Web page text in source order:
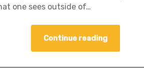
one sees outside of…
Continue reading